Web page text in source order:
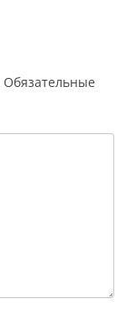
Обязательные